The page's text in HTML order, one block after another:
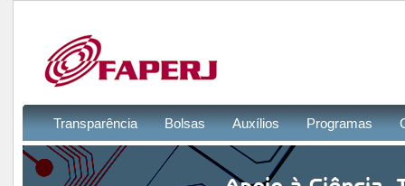
Transparência Bolsas Auxílios Programas